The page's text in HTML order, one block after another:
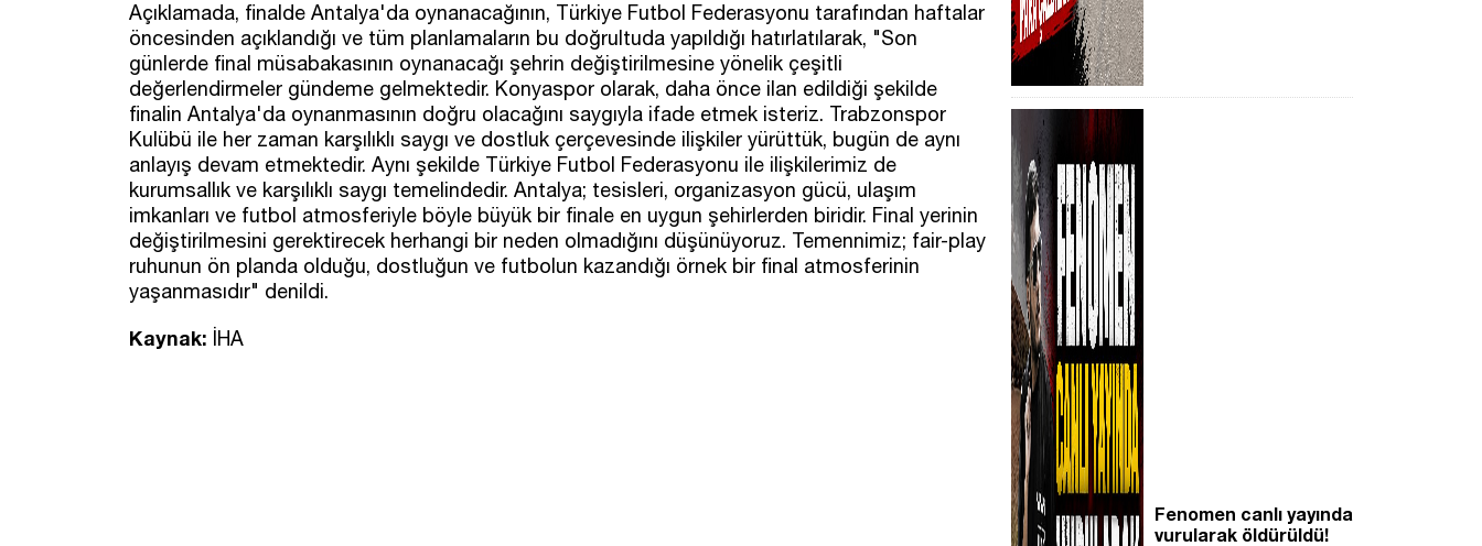
Açıklamada, finalde Antalya'da oynanacağının, Türkiye Futbol Federasyonu tarafından haftalar
öncesinden açıklandığı ve tüm planlamaların bu doğrultuda yapıldığı hatırlatılarak, "Son
günlerde final müsabakasının oynanacağı şehrin değiştirilmesine yönelik çeşitli
değerlendirmeler gündeme gelmektedir. Konyaspor olarak, daha önce ilan edildiği şekilde
finalin Antalya'da oynanmasının doğru olacağını saygıyla ifade etmek isteriz. Trabzonspor
Kulübü ile her zaman karşılıklı saygı ve dostluk çerçevesinde ilişkiler yürüttük, bugün de aynı
anlayış devam etmektedir. Aynı şekilde Türkiye Futbol Federasyonu ile ilişkilerimiz de
kurumsallık ve karşılıklı saygı temelindedir. Antalya; tesisleri, organizasyon gücü, ulaşım
imkanları ve futbol atmosferiyle böyle büyük bir finale en uygun şehirlerden biridir. Final yerinin
değiştirilmesini gerektirecek herhangi bir neden olmadığını düşünüyoruz. Temennimiz; fair-play
ruhunun ön planda olduğu, dostluğun ve futbolun kazandığı örnek bir final atmosferinin
yaşanmasıdır" denildi.
Kaynak: İHA
Fenomen canlı yayında
vurularak öldürüldü!